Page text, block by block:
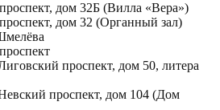
дом 32Б (Вилла «Вера»)
дом 32 (Органный зал)
проспект, дом 50, литера
проспект, дом 104 (Дом